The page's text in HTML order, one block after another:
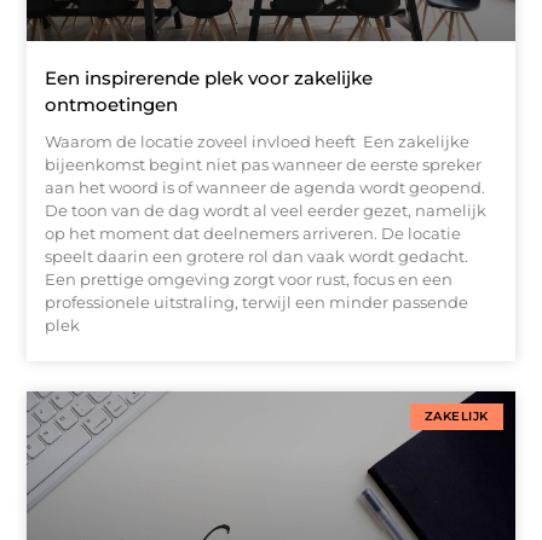
Een inspirerende plek voor zakelijke
ontmoetingen
Waarom de locatie zoveel invloed heeft Een zakelijke
bijeenkomst begint niet pas wanneer de eerste spreker
aan het woord is of wanneer de agenda wordt geopend.
De toon van de dag wordt al veel eerder gezet, namelijk
op het moment dat deelnemers arriveren. De locatie
speelt daarin een grotere rol dan vaak wordt gedacht.
Een prettige omgeving zorgt voor rust, focus en een
professionele uitstraling, terwijl een minder passende
plek
ZAKELIJK